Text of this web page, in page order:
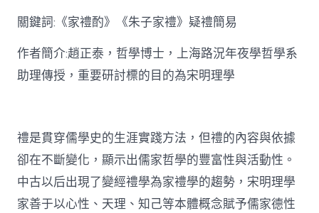
中
關鍵詞:《家禮酌》《朱子家禮》疑禮簡易
作者簡介:趙正泰，哲學博士，上海路況年夜學哲學系
助理傳授，重要研討標的目的為宋明理學
禮是貫穿儒學史的生涯實踐方法，但禮的內容與依據
卻在不斷變化，顯示出儒家哲學的豐富性與活動性。
中古以后出現了變經禮學為家禮學的趨勢，宋明理學
家善于以心性、天理、知己等本體概念賦予儒家德性